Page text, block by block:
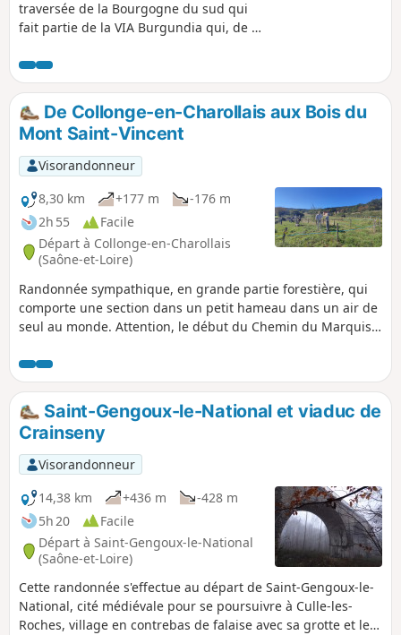
traversée de la Bourgogne du sud qui
fait partie de la VIA Burgundia qui, de la
Montereau-Fault-Yonne, pernet de
rejoindre Macon en traversant toute la
Bourgogne. C'est aussi le chemin de la
Bourgogne Eternelle où l'histoire se
mêle au patrimoine pour nous révéler
sa belle nature.
De Collonge-en-Charollais aux Bois du
Mont Saint-Vincent
Visorandonneur
8,30 km
+177 m
-176 m
2h 55
Facile
Départ à Collonge-en-Charollais
(Saône-et-Loire)
Randonnée sympathique, en grande partie forestière, qui
comporte une section dans un petit hameau dans un air de
seul au monde. Attention, le début du Chemin du Marquis
d'accès à une certaine période, généralement au printemps
quand les herbes non pas été fauchées.
Saint-Gengoux-le-National et viaduc de
Crainseny
Visorandonneur
14,38 km
+436 m
-428 m
5h 20
Facile
Départ à Saint-Gengoux-le-National
(Saône-et-Loire)
Cette randonnée s'effectue au départ de Saint-Gengoux-le-
National, cité médiévale pour se poursuivre à Culle-les-
Roches, village en contrebas de falaise avec sa grotte et le